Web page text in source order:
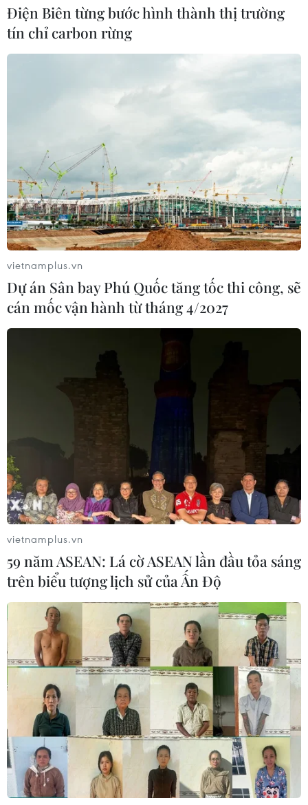
đầu giảm.
Điện Biên từng bước hình thành thị trường
tín chỉ carbon rừng
vietnamplus.vn
Dự án Sân bay Phú Quốc tăng tốc thi công, sẽ
cán mốc vận hành từ tháng 4/2027
vietnamplus.vn
59 năm ASEAN: Lá cờ ASEAN lần đầu tỏa sáng
trên biểu tượng lịch sử của Ấn Độ